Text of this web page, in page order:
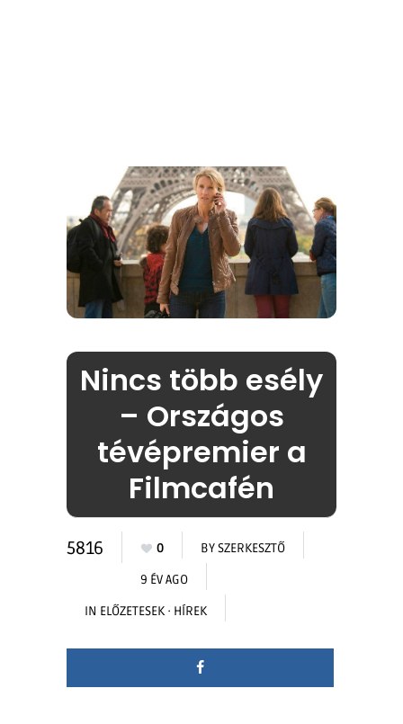
Nincs több esély
– Országos
tévépremier a
Filmcafén
5816 0 BYSZERKESZTŐ
9 ÉV AGO
IN ELŐZETESEK · HÍREK